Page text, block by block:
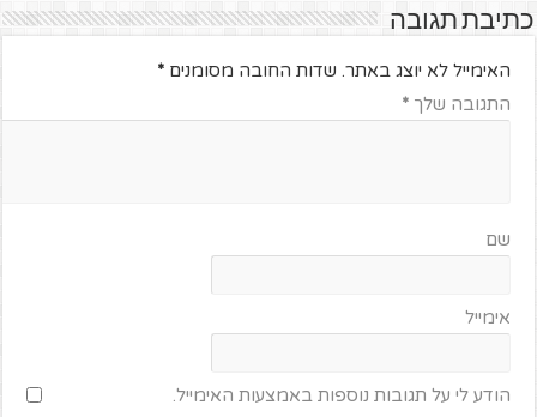
כתיבת תגובה
האימייל לא יוצג באתר. שדות החובה מסומנים*
התגובה שלך*
שם
אימייל
הודע לי על תגובות נוספות באמצעות האימייל.